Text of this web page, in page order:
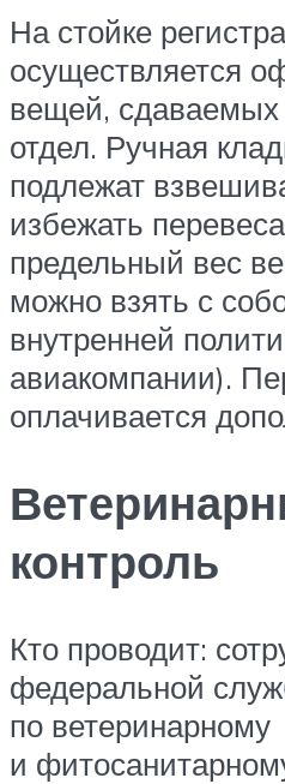
На стойке
осуществляется
вещей, сдаваемых
отдел. Ручная
подлежат
избежать
предельный вес
можно взять с
внутренней
авиакомпании).
оплачивается
контроль
Кто проводит:
федеральной
по ветеринарному
и